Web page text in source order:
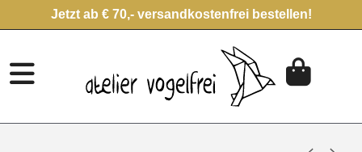
Jetzt ab € 70,- versandkostenfrei bestellen!